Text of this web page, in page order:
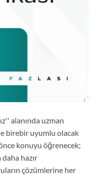
alanında uzman
birebir uyumlu olacak
konuyu öğrenecek;
hazır
çözümlerine her